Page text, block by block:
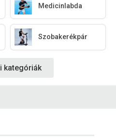
Medicinlabda
Szobakerékpár
kategóriák